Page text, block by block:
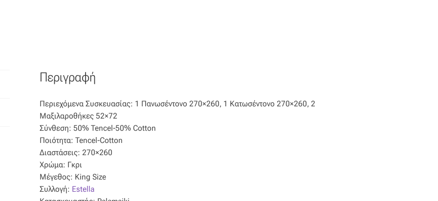
Περιγραφή
Περιεχόμενα Συσκευασίας: 1 Πανωσέντονο 270×260, 1 Κατωσέντονο 270×260, 2
Μαξιλαροθήκες 52×72
Σύνθεση: 50% Tencel-50% Cotton
Ποιότητα: Tencel-Cotton
Διαστάσεις: 270×260
Χρώμα: Γκρι
Μέγεθος: King Size
Συλλογή: Estella